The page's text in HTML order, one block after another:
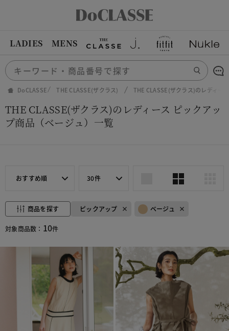
LADIES MENS
DoCLASSE THE CLASSE(ザクラス) THE CLASSE(ザクラス)のレディー
THE CLASSE(ザクラス)のレディース ピックアッ
プ商品（ベージュ）一覧
おすすめ順 30件
商品を探す ピックアップ ベージュ
対象商品数： 10件